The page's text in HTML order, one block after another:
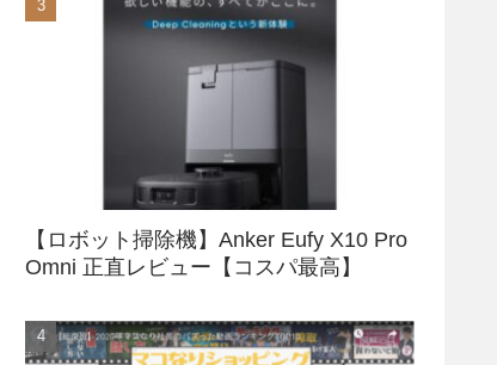
【ロボット掃除機】Anker Eufy X10 Pro
Omni 正直レビュー【コスパ最高】